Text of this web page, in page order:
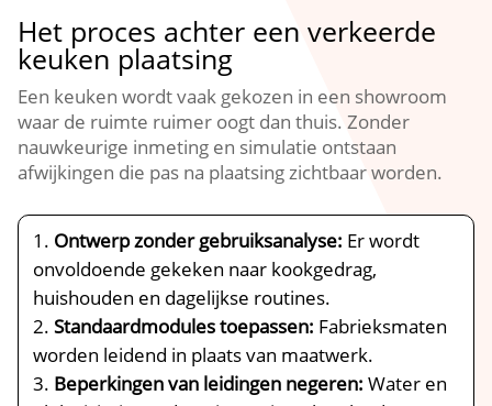
Het proces achter een verkeerde
keuken plaatsing
Een keuken wordt vaak gekozen in een showroom
waar de ruimte ruimer oogt dan thuis.​ Zonder
nauwkeurige inmeting en simulatie ontstaan
afwijkingen die pas na plaatsing zichtbaar worden.​
Ontwerp zonder gebruiksanalyse: Er wordt
onvoldoende gekeken naar kookgedrag,
huishouden en dagelijkse routines.​
Standaardmodules toepassen: Fabrieksmaten
worden leidend in plaats van maatwerk.​
Beperkingen van leidingen negeren: Water en